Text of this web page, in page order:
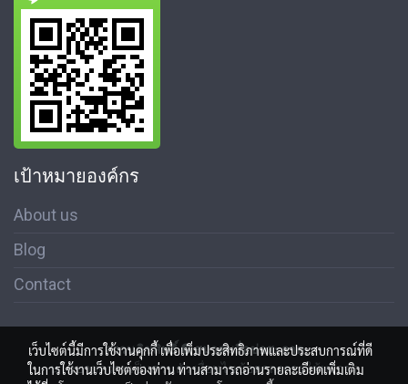
เป้าหมายองค์กร
About us
Blog
Contact
สงวนลิขสิทธิ์ © สมาคมสื่อช่อสะอาด
นโนบายความเป็นส่วนตัว เงื่อนไขข้อตกลงการใช้บริการ
เว็บไซต์นี้มีการใช้งานคุกกี้ เพื่อเพิ่มประสิทธิภาพและประสบการณ์ที่ดี
ในการใช้งานเว็บไซต์ของท่าน ท่านสามารถอ่านรายละเอียดเพิ่มเติม